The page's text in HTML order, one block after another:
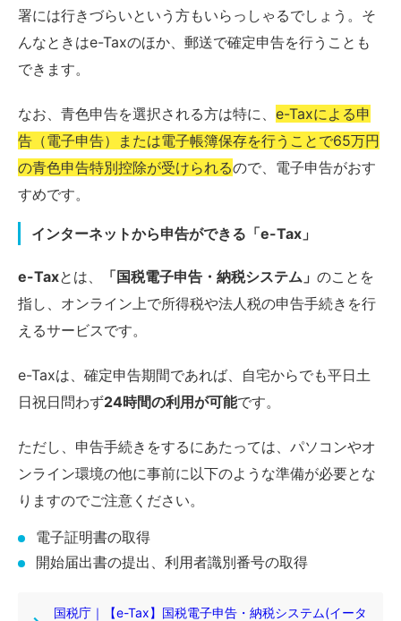
署には行きづらいという方もいらっしゃるでしょう。そ
んなときはe-Taxのほか、郵送で確定申告を行うことも
できます。
なお、青色申告を選択される方は特に、 e-Taxによる申
告（電子申告）または電子帳簿保存を行うことで65万円
の青色申告特別控除が受けられるので、電子申告がおす
すめです。
インターネットから申告ができる「e-Tax」
e-Taxとは、 「国税電子申告・納税システム」 のことを
指し、オンライン上で所得税や法人税の申告手続きを行
えるサービスです。
e-Taxは、確定申告期間であれば、自宅からでも平日土
日祝日問わず24時間の利用が可能です。
ただし、申告手続きをするにあたっては、パソコンやオ
ンライン環境の他に事前に以下のような準備が必要とな
りますのでご注意ください。
電子証明書の取得
開始届出書の提出、利用者識別番号の取得
国税庁｜【e-Tax】国税電子申告・納税システム(イータ